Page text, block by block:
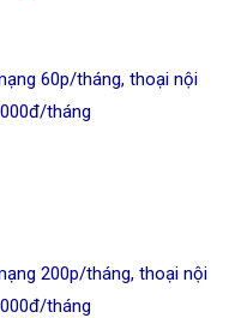
60p/tháng, thoại nội
tháng
200p/tháng, thoại nội
tháng